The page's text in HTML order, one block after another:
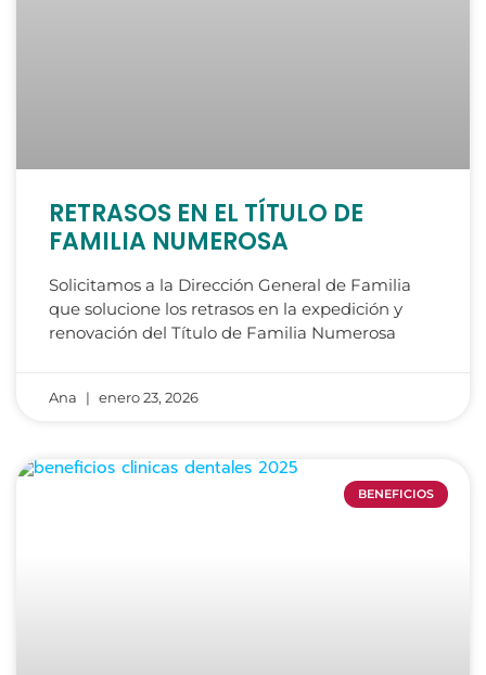
RETRASOS EN EL TÍTULO DE
FAMILIA NUMEROSA
Solicitamos a la Dirección General de Familia
que solucione los retrasos en la expedición y
renovación del Título de Familia Numerosa
Ana enero 23, 2026
BENEFICIOS